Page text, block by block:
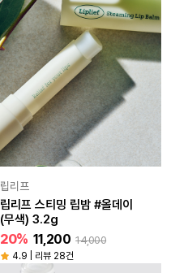
립리프
립리프 스티밍 립밤 #올데이
(무색) 3.2g
20% 11,200 14,000
4.9 | 리뷰 28건